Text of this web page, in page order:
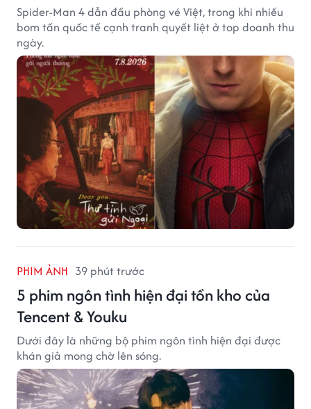
Spider-Man 4 dẫn đầu phòng vé Việt, trong khi nhiều
bom tấn quốc tế cạnh tranh quyết liệt ở top doanh thu
ngày.
PHIM ẢNH 39 phút trước
5 phim ngôn tình hiện đại tồn kho của
Tencent & Youku
Dưới đây là những bộ phim ngôn tình hiện đại được
khán giả mong chờ lên sóng.